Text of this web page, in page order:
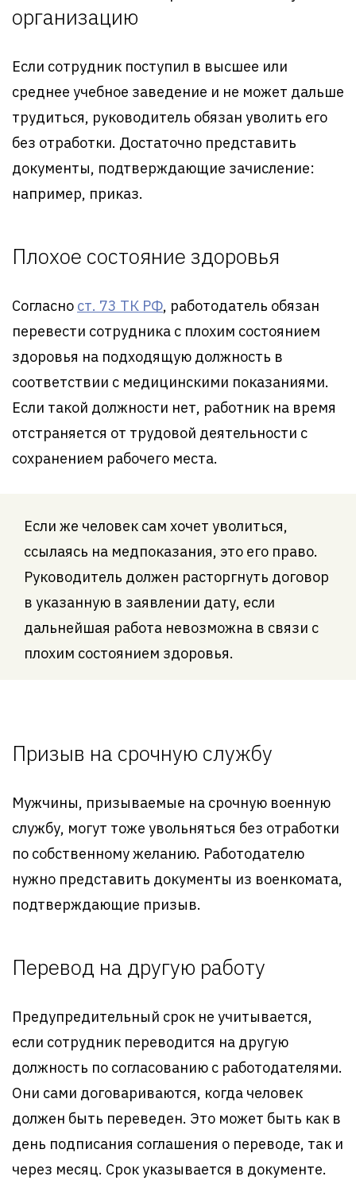
организацию
Если сотрудник поступил в высшее или
среднее учебное заведение и не может дальше
трудиться, руководитель обязан уволить его
без отработки. Достаточно представить
документы, подтверждающие зачисление:
например, приказ.
Плохое состояние здоровья
Согласно ст. 73 ТК РФ, работодатель обязан
перевести сотрудника с плохим состоянием
здоровья на подходящую должность в
соответствии с медицинскими показаниями.
Если такой должности нет, работник на время
отстраняется от трудовой деятельности с
сохранением рабочего места.
Если же человек сам хочет уволиться,
ссылаясь на медпоказания, это его право.
Руководитель должен расторгнуть договор
в указанную в заявлении дату, если
дальнейшая работа невозможна в связи с
плохим состоянием здоровья.
Призыв на срочную службу
Мужчины, призываемые на срочную военную
службу, могут тоже увольняться без отработки
по собственному желанию. Работодателю
нужно представить документы из военкомата,
подтверждающие призыв.
Перевод на другую работу
Предупредительный срок не учитывается,
если сотрудник переводится на другую
должность по согласованию с работодателями.
Они сами договариваются, когда человек
должен быть переведен. Это может быть как в
день подписания соглашения о переводе, так и
через месяц. Срок указывается в документе.